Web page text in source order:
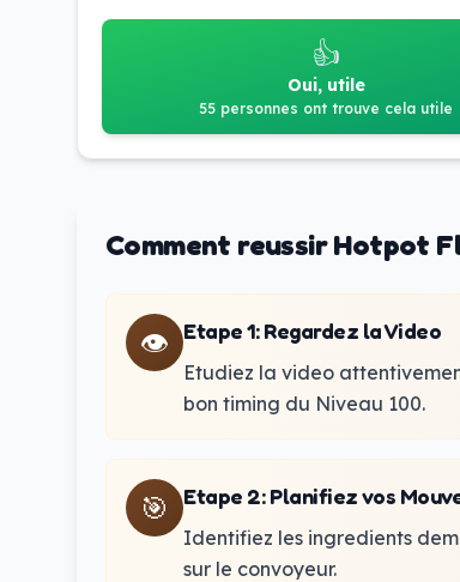
👍
Oui, utile
55 personnes ont trouve cela utile
Comment reussir Hotpot
👁️ Etape 1:Regardez la Video
Etudiez la video
bon timing du Niveau 100.
🎯 Etape 2:Planifiez vos
Identifiez les ingredients
sur le convoyeur.